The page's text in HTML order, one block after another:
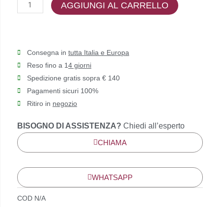
AGGIUNGI AL CARRELLO
Consegna in tutta Italia e Europa
Reso fino a 14 giorni
Spedizione gratis sopra € 140
Pagamenti sicuri 100%
Ritiro in negozio
BISOGNO DI ASSISTENZA? Chiedi all’esperto
CHIAMA
WHATSAPP
COD N/A